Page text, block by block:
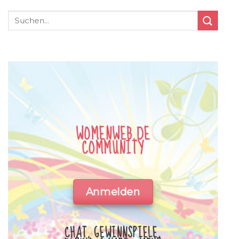
WOMENWEB.DE
COMMUNITY
Anmelden
CHAT, GEWINNSPIELE,